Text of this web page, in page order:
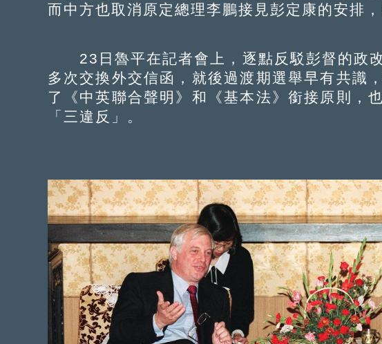
而中方也取消原定總理李鵬接見彭定康的安排，
23日魯平在記者會上，逐點反駁彭督的政改
多次交換外交信函，就後過渡期選舉早有共識
了《中英聯合聲明》和《基本法》銜接原則，
「三違反」。